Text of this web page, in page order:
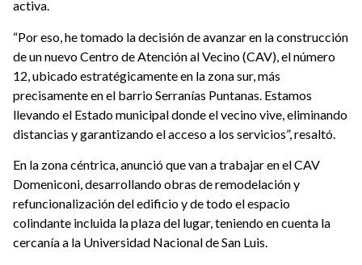
activa.
“Por eso, he tomado la decisión de avanzar en la construcción
de un nuevo Centro de Atención al Vecino (CAV), el número
12, ubicado estratégicamente en la zona sur, más
precisamente en el barrio Serranías Puntanas. Estamos
llevando el Estado municipal donde el vecino vive, eliminando
distancias y garantizando el acceso a los servicios”, resaltó.
En la zona céntrica, anunció que van a trabajar en el CAV
Domeniconi, desarrollando obras de remodelación y
refuncionalización del edificio y de todo el espacio
colindante incluida la plaza del lugar, teniendo en cuenta la
cercanía a la Universidad Nacional de San Luis.